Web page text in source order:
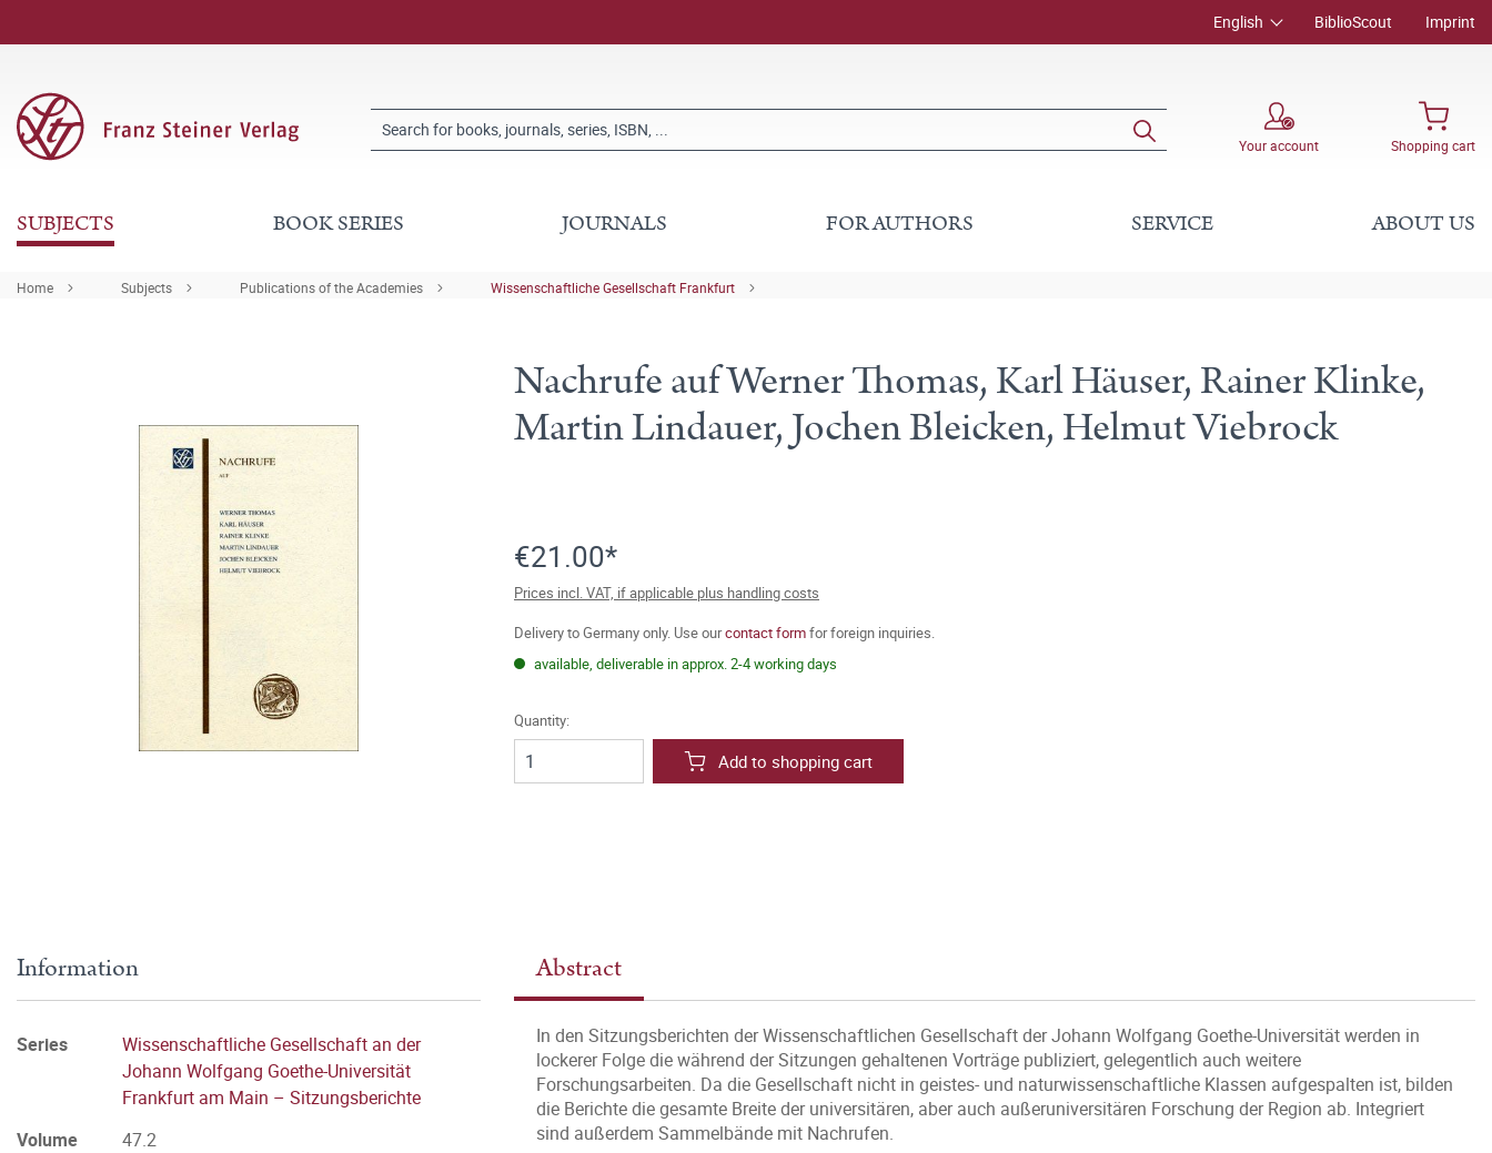
English BiblioScout Imprint
Your account Shopping cart
SUBJECTS BOOK SERIES JOURNALS FOR AUTHORS SERVICE ABOUT US
Home Subjects Publications of the Academies Wissenschaftliche Gesellschaft Frankfurt
Nachrufe auf Werner Thomas, Karl Häuser, Rainer Klinke,
Martin Lindauer, Jochen Bleicken, Helmut Viebrock
€21.00*
Prices incl. VAT, if applicable plus handling costs
Delivery to Germany only. Use ourcontact formfor foreign inquiries.
available, deliverable in approx. 2-4 working days
Quantity:
Add to shopping cart
Abstract
In den Sitzungsberichten der Wissenschaftlichen Gesellschaft der Johann Wolfgang Goethe-Universität werden in
lockerer Folge die während der Sitzungen gehaltenen Vorträge publiziert, gelegentlich auch weitere
Forschungsarbeiten. Da die Gesellschaft nicht in geistes- und naturwissenschaftliche Klassen aufgespalten ist, bilden
die Berichte die gesamte Breite der universitären, aber auch außeruniversitären Forschung der Region ab. Integriert
sind außerdem Sammelbände mit Nachrufen.
Information
Series
Wissenschaftliche Gesellschaft an der
Johann Wolfgang Goethe-Universität
Frankfurt am Main – Sitzungsberichte
Volume
47.2